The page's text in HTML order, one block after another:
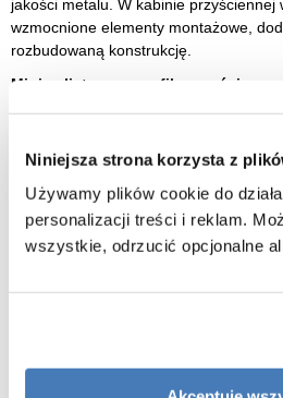
Niniejsza strona korzysta z
Używamy plików cookie do
personalizacji treści i reklam.
wszystkie, odrzucić opcjonalne
jakości metalu. W kabinie przyściennej
wzmocnione elementy montażowe,
rozbudowaną konstrukcję.
Minimalistyczne profile przyścienne
Produkty posiadają eleganckie detale
przyścienne, wykonane z metalu,
ściany.
Nowoczesne wzornictwo
Uchwyt wykonany z metalu,
Produkty kolekcji Smart posiadają